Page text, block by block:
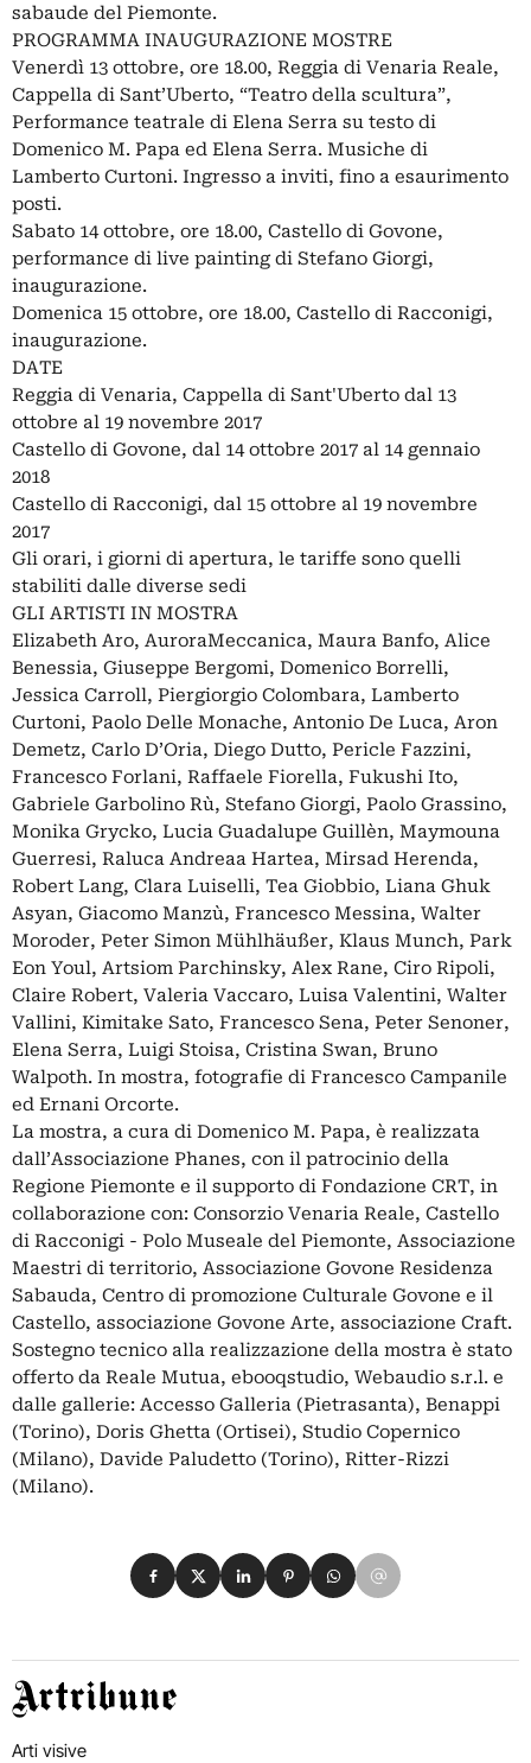
sabaude del Piemonte.
PROGRAMMA INAUGURAZIONE MOSTRE
Venerdì 13 ottobre, ore 18.00, Reggia di Venaria Reale,
Cappella di Sant’Uberto, “Teatro della scultura”,
Performance teatrale di Elena Serra su testo di
Domenico M. Papa ed Elena Serra. Musiche di
Lamberto Curtoni. Ingresso a inviti, fino a esaurimento
posti.
Sabato 14 ottobre, ore 18.00, Castello di Govone,
performance di live painting di Stefano Giorgi,
inaugurazione.
Domenica 15 ottobre, ore 18.00, Castello di Racconigi,
inaugurazione.
DATE
Reggia di Venaria, Cappella di Sant'Uberto dal 13
ottobre al 19 novembre 2017
Castello di Govone, dal 14 ottobre 2017 al 14 gennaio
2018
Castello di Racconigi, dal 15 ottobre al 19 novembre
2017
Gli orari, i giorni di apertura, le tariffe sono quelli
stabiliti dalle diverse sedi
GLI ARTISTI IN MOSTRA
Elizabeth Aro, AuroraMeccanica, Maura Banfo, Alice
Benessia, Giuseppe Bergomi, Domenico Borrelli,
Jessica Carroll, Piergiorgio Colombara, Lamberto
Curtoni, Paolo Delle Monache, Antonio De Luca, Aron
Demetz, Carlo D’Oria, Diego Dutto, Pericle Fazzini,
Francesco Forlani, Raffaele Fiorella, Fukushi Ito,
Gabriele Garbolino Rù, Stefano Giorgi, Paolo Grassino,
Monika Grycko, Lucia Guadalupe Guillèn, Maymouna
Guerresi, Raluca Andreaa Hartea, Mirsad Herenda,
Robert Lang, Clara Luiselli, Tea Giobbio, Liana Ghuk
Asyan, Giacomo Manzù, Francesco Messina, Walter
Moroder, Peter Simon Mühlhäußer, Klaus Munch, Park
Eon Youl, Artsiom Parchinsky, Alex Rane, Ciro Ripoli,
Claire Robert, Valeria Vaccaro, Luisa Valentini, Walter
Vallini, Kimitake Sato, Francesco Sena, Peter Senoner,
Elena Serra, Luigi Stoisa, Cristina Swan, Bruno
Walpoth. In mostra, fotografie di Francesco Campanile
ed Ernani Orcorte.
La mostra, a cura di Domenico M. Papa, è realizzata
dall’Associazione Phanes, con il patrocinio della
Regione Piemonte e il supporto di Fondazione CRT, in
collaborazione con: Consorzio Venaria Reale, Castello
di Racconigi - Polo Museale del Piemonte, Associazione
Maestri di territorio, Associazione Govone Residenza
Sabauda, Centro di promozione Culturale Govone e il
Castello, associazione Govone Arte, associazione Craft.
Sostegno tecnico alla realizzazione della mostra è stato
offerto da Reale Mutua, ebooqstudio, Webaudio s.r.l. e
dalle gallerie: Accesso Galleria (Pietrasanta), Benappi
(Torino), Doris Ghetta (Ortisei), Studio Copernico
(Milano), Davide Paludetto (Torino), Ritter-Rizzi
(Milano).
Condividi su Facebook
Condividi su X
Condividi su LinkedIn
Condividi su Pinterest
Condividi su WhatsApp
Condividi su Email
Artribune
Arti visive